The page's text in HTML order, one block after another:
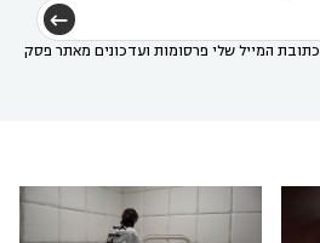
המייל שלי פרסומות ועדכונים מאתר פסק